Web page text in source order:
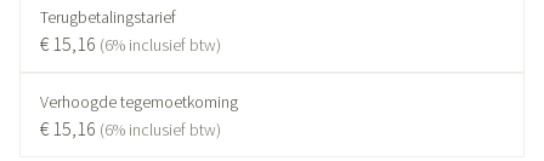
Terugbetalingstarief
€ 15,16 (6% inclusief btw)
Verhoogde tegemoetkoming
€ 15,16 (6% inclusief btw)